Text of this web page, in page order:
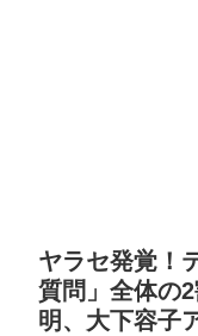
ヤラセ発覚！
質問」全体の
明、大下容子